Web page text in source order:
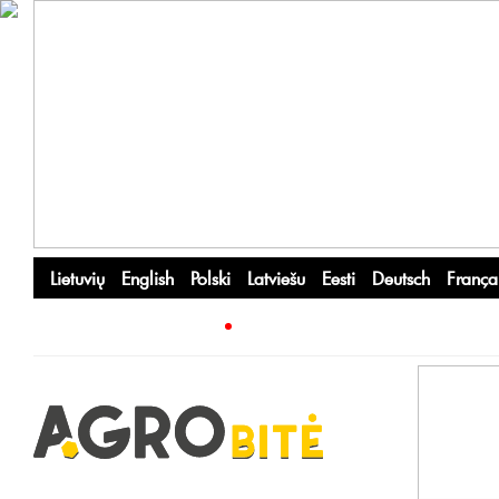
Lietuvių English Polski Latviešu Eesti Deutsch